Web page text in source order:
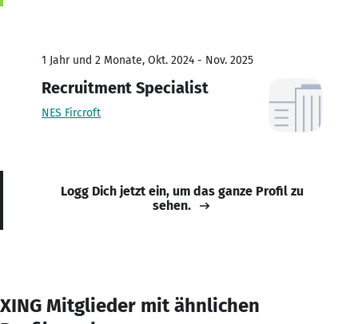
1 Jahr und 2 Monate, Okt. 2024 - Nov. 2025
Recruitment Specialist
NES Fircroft
Logg Dich jetzt ein, um das ganze Profil zu
sehen.
XING Mitglieder mit ähnlichen